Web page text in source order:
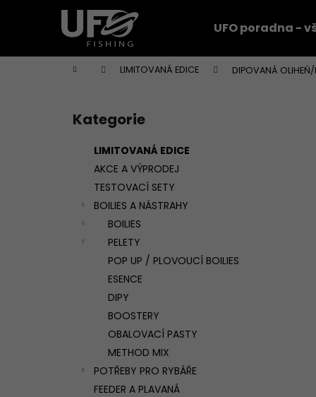
UFO poradna -
Domů LIMITOVANÁ EDICE DIPOVANÁ
Přeskočit
kategorie
Kategorie
LIMITOVANÁ EDICE
AKCE A VÝPRODEJ
TESTOVACÍ SETY
BOILIES A NÁSTRAHY
BOILIES
PELETY
POP UP / PLOVOUCÍ BOILIES
ESENCE
DIPY
BOOSTERY
OBALOVACÍ PASTY
METHOD MIX
POTŘEBY PRO RYBÁŘE
FEEDER A PLAVANÁ
í
Zpět
do
Zpět
do